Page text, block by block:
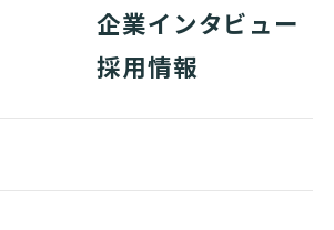
企業インタビュー
採用情報